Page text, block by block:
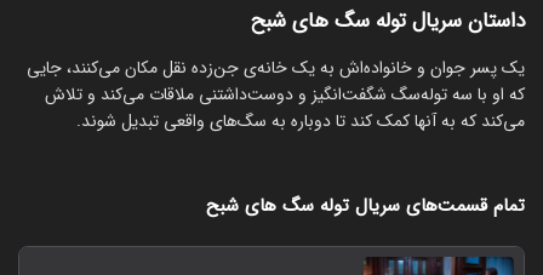
داستان سریال توله سگ های شبح
یک پسر جوان و خانواده‌اش به یک خانه‌ی جن‌زده نقل مکان می‌کنند، جایی
که او با سه توله‌سگ شگفت‌انگیز و دوست‌داشتنی ملاقات می‌کند و تلاش
می‌کند که به آنها کمک کند تا دوباره به سگ‌های واقعی تبدیل شوند.
تمام قسمت‌های سریال توله سگ های شبح